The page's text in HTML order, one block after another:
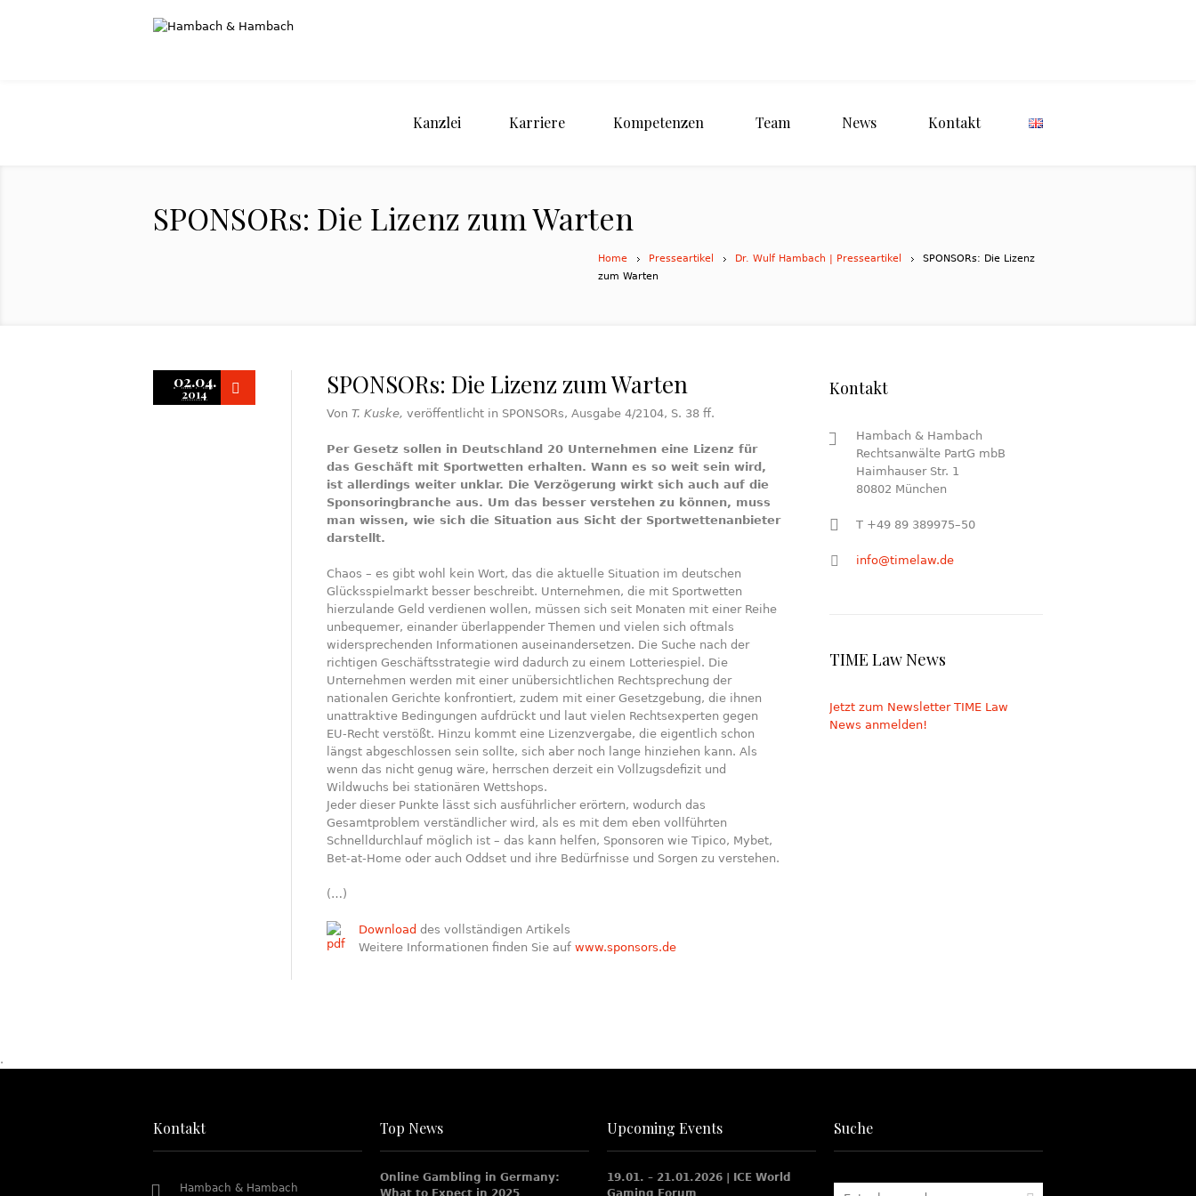
Kanzlei Karriere Kompetenzen Team News Kontakt
SPONSORs: Die Lizenz zum Warten
Home Presseartikel Dr. Wulf Hambach | Presseartikel
SPONSORs: Die Lizenz
zum Warten
02.04.
2014 SPONSORs: Die Lizenz zum Warten
Von T. Kuske, veröffentlicht in SPONSORs, Ausgabe 4/2104, S. 38 ff.
Per Gesetz sollen in Deutschland 20 Unternehmen eine Lizenz für
das Geschäft mit Sportwetten erhalten. Wann es so weit sein wird,
ist allerdings weiter unklar. Die Verzögerung wirkt sich auch auf die
Sponsoringbranche aus. Um das besser verstehen zu können, muss
man wissen, wie sich die Situation aus Sicht der Sportwettenanbieter
darstellt.
Chaos – es gibt wohl kein Wort, das die aktuelle Situation im deutschen
Glücksspielmarkt besser beschreibt. Unternehmen, die mit Sportwetten
hierzulande Geld verdienen wollen, müssen sich seit Monaten mit einer Reihe
unbequemer, einander überlappender Themen und vielen sich oftmals
widersprechenden Informationen auseinandersetzen. Die Suche nach der
richtigen Geschäftsstrategie wird dadurch zu einem Lotteriespiel. Die
Unternehmen werden mit einer unübersichtlichen Rechtsprechung der
nationalen Gerichte konfrontiert, zudem mit einer Gesetzgebung, die ihnen
unattraktive Bedingungen aufdrückt und laut vielen Rechtsexperten gegen
EU-Recht verstößt. Hinzu kommt eine Lizenzvergabe, die eigentlich schon
längst abgeschlossen sein sollte, sich aber noch lange hinziehen kann. Als
wenn das nicht genug wäre, herrschen derzeit ein Vollzugsdefizit und
Wildwuchs bei stationären Wettshops.
Jeder dieser Punkte lässt sich ausführlicher erörtern, wodurch das
Gesamtproblem verständlicher wird, als es mit dem eben vollführten
Schnelldurchlauf möglich ist – das kann helfen, Sponsoren wie Tipico, Mybet,
Bet-at-Home oder auch Oddset und ihre Bedürfnisse und Sorgen zu verstehen.
(…)
Download des vollständigen Artikels
Weitere Informationen finden Sie auf www.sponsors.de
Kontakt
Hambach & Hambach
Rechtsanwälte PartG mbB
Haimhauser Str. 1
80802 München
T +49 89 389975–50
info@timelaw.de
TIME Law News
Jetzt zum Newsletter TIME Law
News anmelden!
.
Kontakt
Hambach & Hambach
Top News
Online Gambling in Germany:
What to Expect in 2025
Upcoming Events
19.01. – 21.01.2026 | ICE World
Gaming Forum
Suche